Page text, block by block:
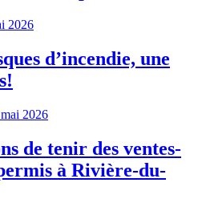
2026
d’incendie, une
2026
de tenir des ventes-
à Rivière-du-